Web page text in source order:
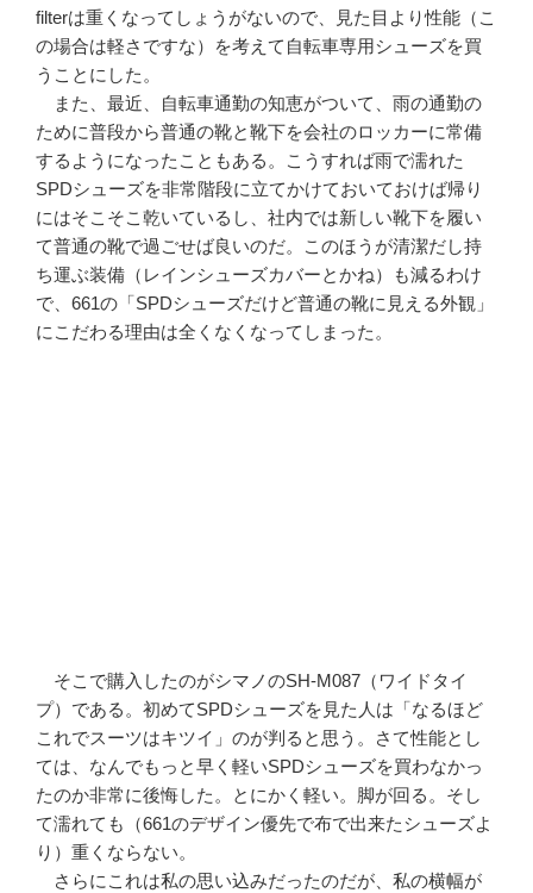
filterは重くなってしょうがないので、見た目より性能（こ
の場合は軽さですな）を考えて自転車専用シューズを買
うことにした。
また、最近、自転車通勤の知恵がついて、雨の通勤の
ために普段から普通の靴と靴下を会社のロッカーに常備
するようになったこともある。こうすれば雨で濡れた
SPDシューズを非常階段に立てかけておいておけば帰り
にはそこそこ乾いているし、社内では新しい靴下を履い
て普通の靴で過ごせば良いのだ。このほうが清潔だし持
ち運ぶ装備（レインシューズカバーとかね）も減るわけ
で、661の「SPDシューズだけど普通の靴に見える外観」
にこだわる理由は全くなくなってしまった。
そこで購入したのがシマノのSH-M087（ワイドタイ
プ）である。初めてSPDシューズを見た人は「なるほど
これでスーツはキツイ」のが判ると思う。さて性能とし
ては、なんでもっと早く軽いSPDシューズを買わなかっ
たのか非常に後悔した。とにかく軽い。脚が回る。そし
て濡れても（661のデザイン優先で布で出来たシューズよ
り）重くならない。
さらにこれは私の思い込みだったのだが、私の横幅が